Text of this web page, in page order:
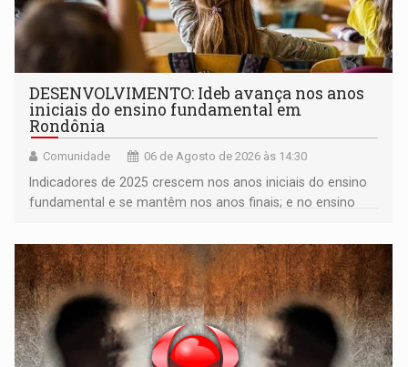
DESENVOLVIMENTO: Ideb avança nos anos
iniciais do ensino fundamental em
Rondônia
Comunidade 06 de Agosto de 2026 às 14:30
Indicadores de 2025 crescem nos anos iniciais do ensino
fundamental e se mantêm nos anos finais; e no ensino